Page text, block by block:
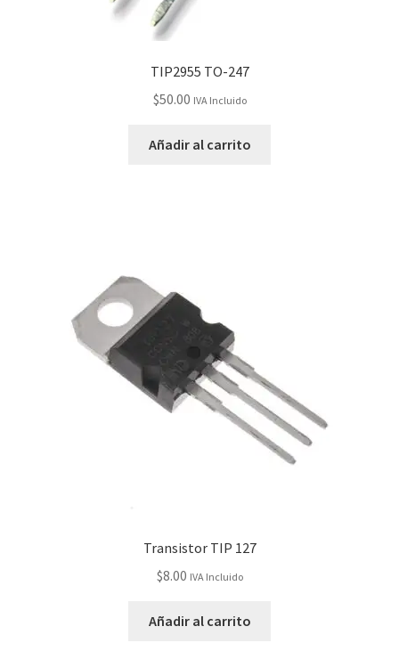
TIP2955 TO-247
$50.00 IVA Incluido
Añadir al carrito
Transistor TIP 127
$8.00 IVA Incluido
Añadir al carrito